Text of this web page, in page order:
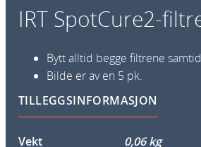
IRT SpotCure2-
Bytt alltid begge filtrene
Bilde er av en 5 pk.
TILLEGGSINFORMASJON
Vekt 0,06 kg